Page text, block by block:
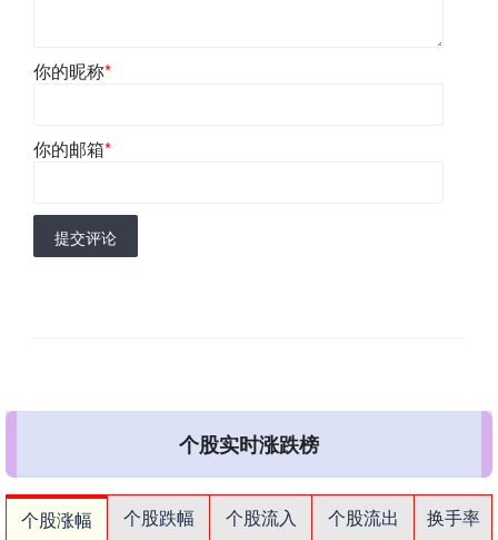
你的昵称*
你的邮箱*
提交评论
个股实时涨跌榜
个股涨幅 个股跌幅 个股流入 个股流出
换手率